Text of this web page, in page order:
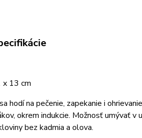
x 13 cm
hodí na pečenie, zapekanie i
okrem indukcie. Možnosť umývať v
bez kadmia a olova.